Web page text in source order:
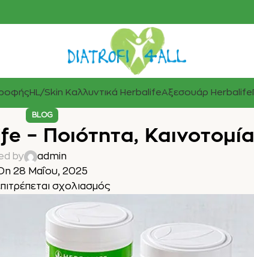
HL/Skin Καλλυντικά HerbalifeΑξεσουάρ Herbalife
BLOG
Ποιότητα, Καινοτομία
by
admin
28 Μαΐου, 2025
σχολιασμός